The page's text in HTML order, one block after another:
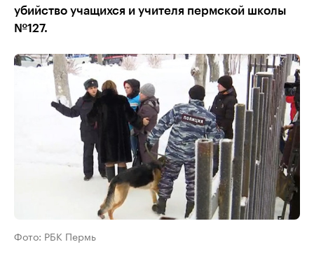
убийство учащихся и учителя пермской школы
№127.
Фото: РБК Пермь